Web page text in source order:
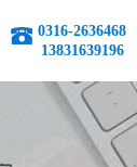
0316-2636468
13831639196